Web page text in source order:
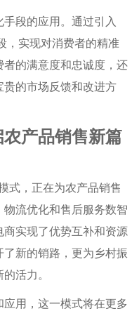
段的应用。通过引入
，实现对消费者的精准
的满意度和忠诚度，还
的市场反馈和改进方
产品销售新篇
式，正在为农产品销售
流优化和售后服务数智
实现了优势互补和资源
新的销路，更为乡村振
活力。
用，这一模式将在更多